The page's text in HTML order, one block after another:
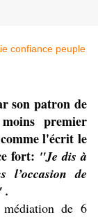
son patron de
premier
l'écrit le
fort: "Je dis à
l’occasion de
.
médiation de 6